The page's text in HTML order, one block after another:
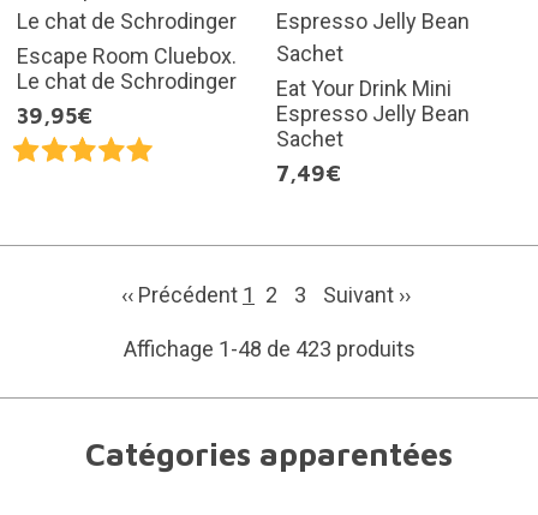
Escape Room Cluebox.
Le chat de Schrodinger
39,95€
Eat Your Drink Mini
Espresso Jelly Bean
Sachet
7,49€
‹‹ Précédent 1 2 3 Suivant ››
Affichage 1-48 de 423 produits
Catégories apparentées